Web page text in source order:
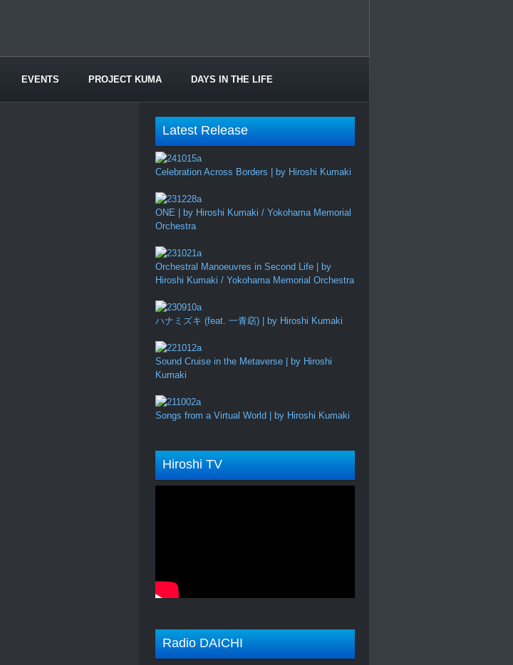
EVENTS PROJECT KUMA DAYS IN THE LIFE
Latest Release
Celebration Across Borders | by Hiroshi Kumaki
ONE | by Hiroshi Kumaki / Yokohama Memorial
Orchestra
Orchestral Manoeuvres in Second Life | by
Hiroshi Kumaki / Yokohama Memorial Orchestra
ハナミズキ (feat. 一青窈) | by Hiroshi Kumaki
Sound Cruise in the Metaverse | by Hiroshi
Kumaki
Songs from a Virtual World | by Hiroshi Kumaki
Hiroshi TV
Radio DAICHI